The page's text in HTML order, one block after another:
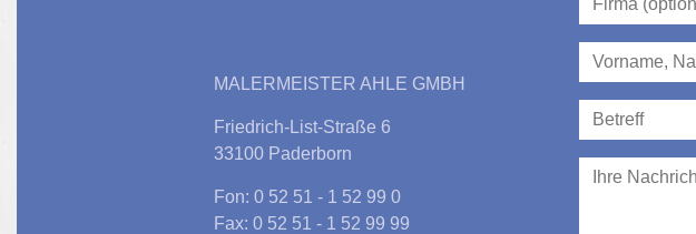
MALERMEISTER AHLE GMBH
Friedrich-List-Straße 6
33100 Paderborn
Fon: 0 52 51 - 1 52 99 0
Fax: 0 52 51 - 1 52 99 99